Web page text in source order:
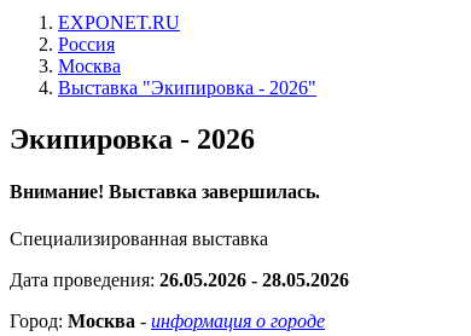
EXPONET.RU
Россия
Москва
Выставка "Экипировка - 2026"
Экипировка - 2026
Внимание! Выставка завершилась.
Специализированная выставка
Дата проведения: 26.05.2026 - 28.05.2026
Город: Москва - информация о городе